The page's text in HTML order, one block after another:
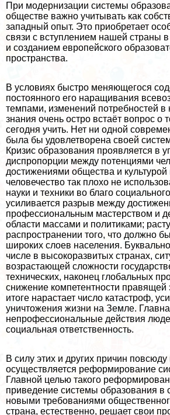
При модернизации системы
обществе важно учитывать как
западный опыт. Это приобретает
связи с вступлением нашей страны
и созданием европейского
прострaнcтва.
В условиях быстро меняющегося
постоянного его наращивания
темпами, изменений потребностей в
знания очень остро встаёт вопрос о
сегодня учить. Нет ни одной
была бы удовлетворена своей
Кризис образования проявляется в
диспропорции между потенциями
достижениями общества и
человечество так плохо не
науки и техники во благо
усиливается разрыв между
профессиональным мастерством и
области массами и политиками;
распространении того, что должно
широких слоев населения.
числе в высокоразвитых странах,
возрастающей сложности
технических, наконец глобальных
снижение компетентности правящей
итоге нарастает число катастроф,
уничтожения жизни на Земле.
непрофессиональные действия
социальная ответственность.
В силу этих и других причин
осуществляется реформирование
Главной целью такого
приведение системы образования в
новыми требованиями
страна, естественно, решает свои